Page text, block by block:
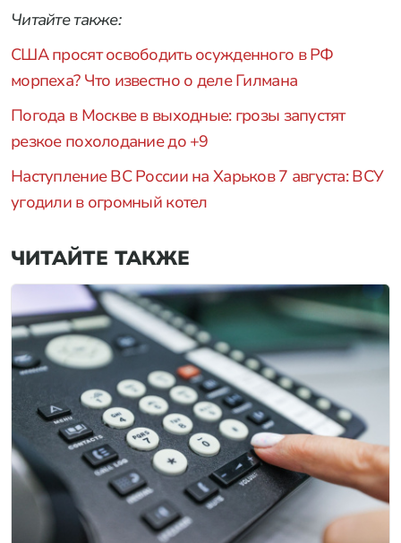
Читайте также:
США просят освободить осужденного в РФ
морпеха? Что известно о деле Гилмана
Погода в Москве в выходные: грозы запустят
резкое похолодание до +9
Наступление ВС России на Харьков 7 августа: ВСУ
угодили в огромный котел
ЧИТАЙТЕ ТАКЖЕ